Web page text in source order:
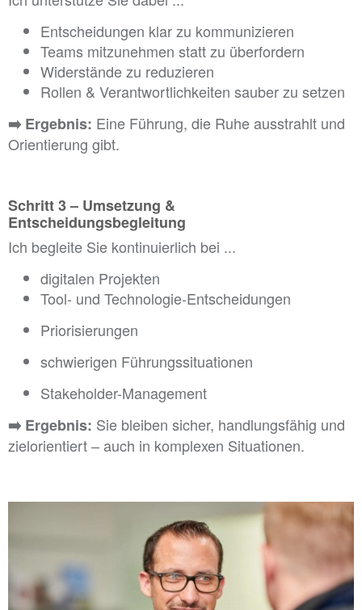
Entscheidungen klar zu kommunizieren
Teams mitzunehmen statt zu überfordern
Widerstände zu reduzieren
Rollen & Verantwortlichkeiten sauber zu setzen
➡️Ergebnis: Eine Führung, die Ruhe ausstrahlt und
Orientierung gibt.
Schritt 3 – Umsetzung &
Entscheidungsbegleitung
Ich begleite Sie kontinuierlich bei ...
digitalen Projekten
Tool- und Technologie-Entscheidungen
Priorisierungen
schwierigen Führungssituationen
Stakeholder-Management
➡️Ergebnis: Sie bleiben sicher, handlungsfähig und
zielorientiert – auch in komplexen Situationen.